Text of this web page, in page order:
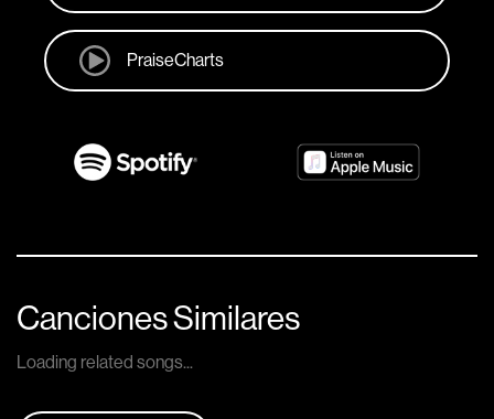
PraiseCharts
Canciones Similares
Loading related songs...